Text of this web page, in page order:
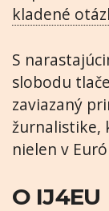
kladené
S
slobodu
zaviazaný
žurnalistike,
nielen v
O IJ4EU